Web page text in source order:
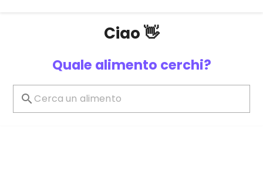
Ciao 👋
Quale alimento cerchi?